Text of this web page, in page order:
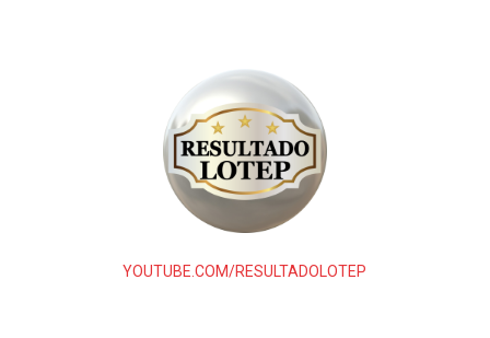
YOUTUBE.COM/RESULTADOLOTEP